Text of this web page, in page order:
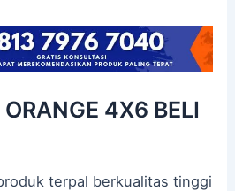
ORANGE 4X6 BELI
terpal berkualitas tinggi